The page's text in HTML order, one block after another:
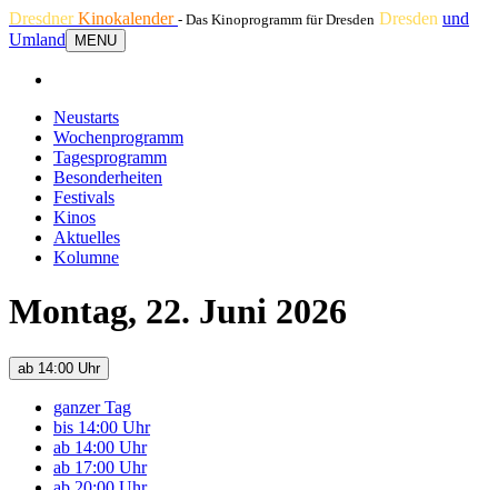
DresdnerKinokalender - Das Kinoprogramm für Dresden Dresden und
Umland
MENU
Neustarts
Wochenprogramm
Tagesprogramm
Besonderheiten
Festivals
Kinos
Aktuelles
Kolumne
Montag, 22. Juni 2026
ab 14:00 Uhr
ganzer Tag
bis 14:00 Uhr
ab 14:00 Uhr
ab 17:00 Uhr